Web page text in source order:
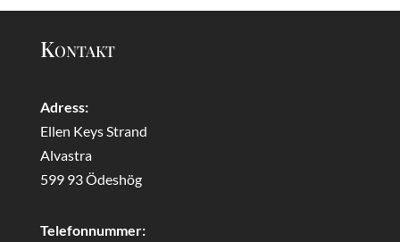
Kontakt
Adress:
Ellen Keys Strand
Alvastra
599 93 Ödeshög
Telefonnummer: